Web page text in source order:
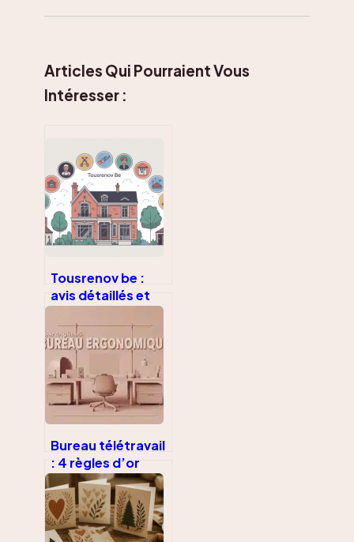
Articles Qui Pourraient Vous
Intéresser :
Tousrenov be :
avis détaillés et
décryptage avant
de s’engager
Bureau télétravail
: 4 règles d’or
pour choisir votre
poste sans
sacrifier votre
santé